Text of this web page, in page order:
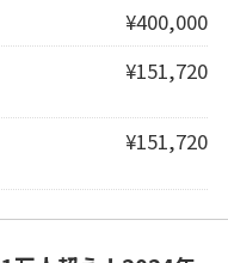
¥400,000
¥151,720
¥151,720